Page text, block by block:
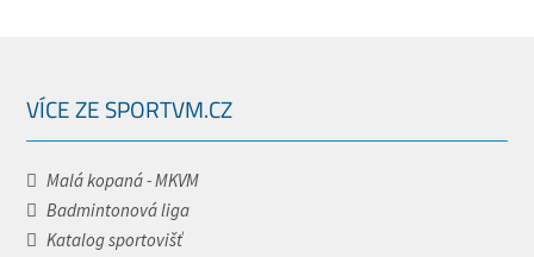
VÍCE ZE SPORTVM.CZ
Malá kopaná - MKVM
Badmintonová liga
Katalog sportovišť